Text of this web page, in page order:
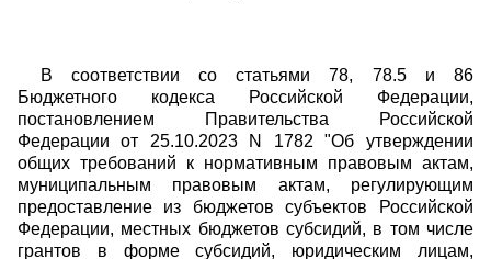
В соответствии со статьями 78, 78.5 и 86
Бюджетного кодекса Российской Федерации,
постановлением Правительства Российской
Федерации от 25.10.2023 N 1782 "Об утверждении
общих требований к нормативным правовым актам,
муниципальным правовым актам, регулирующим
предоставление из бюджетов субъектов Российской
Федерации, местных бюджетов субсидий, в том числе
грантов в форме субсидий, юридическим лицам,